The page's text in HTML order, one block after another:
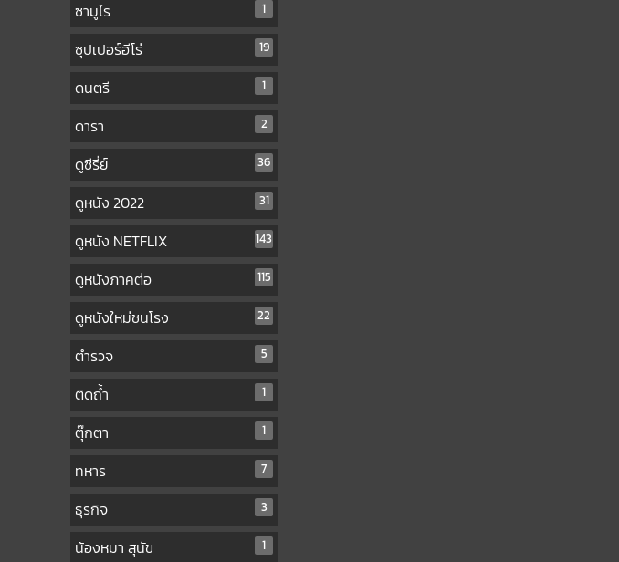
ซามูไร 1
ซุปเปอร์ฮีโร่ 19
ดนตรี 1
ดารา 2
ดูซีรี่ย์ 36
ดูหนัง 2022 31
ดูหนัง NETFLIX 143
ดูหนังภาคต่อ 115
ดูหนังใหม่ชนโรง 22
ตำรวจ 5
ติดถ้ำ 1
ตุ๊กตา 1
ทหาร 7
ธุรกิจ 3
น้องหมา สุนัข 1